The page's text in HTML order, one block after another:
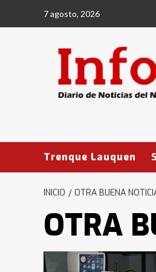
7 agosto, 2026
Trenque Lauquen
INICIO OTRA BUENA
OTRA